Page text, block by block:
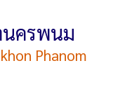
นครพนม
Phanom